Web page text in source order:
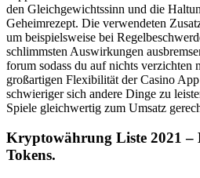
den Gleichgewichtssinn und die
Geheimrezept. Die verwendeten
um beispielsweise bei
schlimmsten Auswirkungen
forum sodass du auf nichts verzichten
großartigen Flexibilität der Casino
schwieriger sich andere Dinge zu
Spiele gleichwertig zum Umsatz
Kryptowährung Liste 2021 –
Tokens.